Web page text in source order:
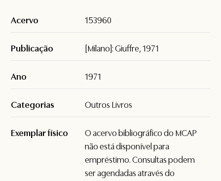
Acervo 153960
Publicação [Milano]: Giuffre, 1971
Ano 1971
Categorias Outros Livros
Exemplar físico
O acervo bibliográfico do MCAP
não está disponível para
empréstimo. Consultas podem
ser agendadas através do